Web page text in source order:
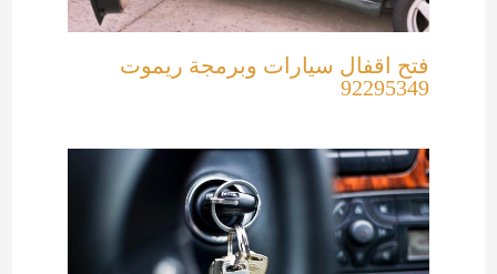
فتح اقفال سيارات وبرمجة ريموت
92295349